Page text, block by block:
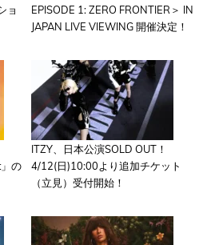
ョ
EPISODE 1: ZERO FRONTIER＞ IN
JAPAN LIVE VIEWING 開催決定！
の
ITZY、日本公演SOLD OUT！
4/12(日)10:00より追加チケット
（立見）受付開始！